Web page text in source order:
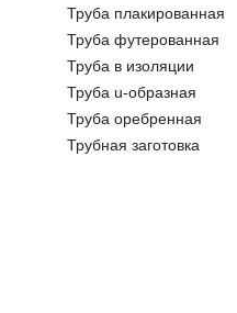
Труба плакированная
Труба футерованная
Труба в изоляции
Труба u-образная
Труба оребренная
Трубная заготовка